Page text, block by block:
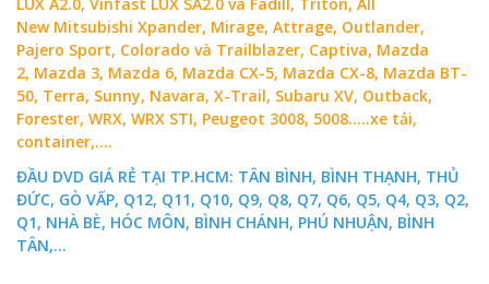
New Mitsubishi Xpander, Mirage, Attrage, Outlander,
Pajero Sport, Colorado và Trailblazer, Captiva, Mazda
2, Mazda 3, Mazda 6, Mazda CX-5, Mazda CX-8, Mazda BT-
50, Terra, Sunny, Navara, X-Trail, Subaru XV, Outback,
Forester, WRX, WRX STI, Peugeot 3008, 5008.....xe tải,
container,....
ĐẦU DVD GIÁ RẺ TẠI TP.HCM: TÂN BÌNH, BÌNH THẠNH, THỦ
ĐỨC, GÒ VẤP, Q12, Q11, Q10, Q9, Q8, Q7, Q6, Q5, Q4, Q3, Q2,
Q1, NHÀ BÈ, HÓC MÔN, BÌNH CHÁNH, PHÚ NHUẬN, BÌNH
TÂN,...